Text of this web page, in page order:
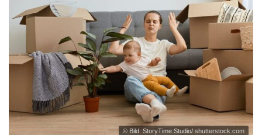
© Bild: StoryTime Studio/ shutterstock.com